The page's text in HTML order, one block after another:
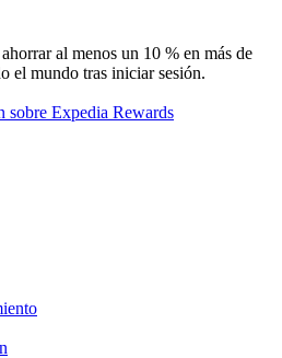
al menos un 10 % en más de
el mundo tras iniciar sesión.
sobre Expedia Rewards